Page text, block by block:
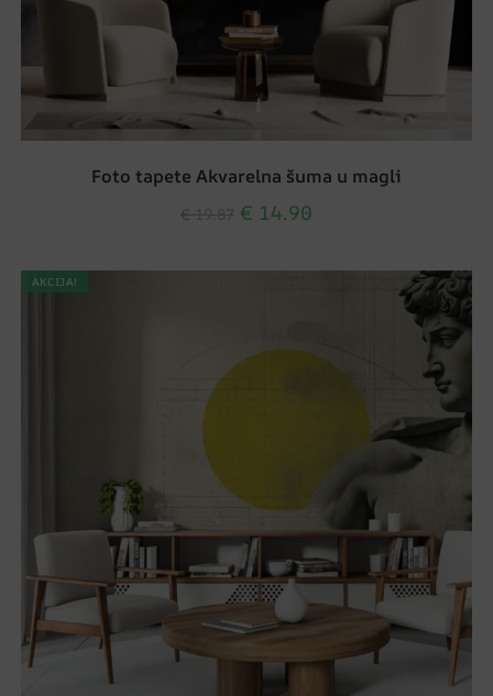
Foto tapete Akvarelna šuma u magli
€ 14.90
AKCIJA!